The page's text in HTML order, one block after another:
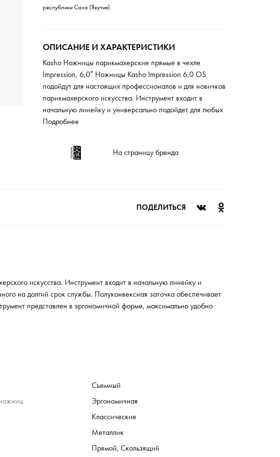
республики Саха (Якутия).
ОПИСАНИЕ И ХАРАКТЕРИСТИКИ
Kasho Ножницы парикмахерские прямые в чехле
Impression, 6,0″ Ножницы Kasho Impression 6,0 OS
подойдут для настоящих профессионалов и для новичков
парикмахерского искусства. Инструмент входит в
начальную линейку и универсально подойдет для любых
стрижек. Ножницы выполнены из современного сплава,
заточка обеспечивает четкость линий и хороший срез.
Классический винт позволяет регулировать натяжение
Подробнее
На страницу бренда
ПОДЕЛИТЬСЯ
искусства. Инструмент входит в начальную линейку и
на долгий срок службы. Полуконвексная заточка обеспечивает
представлен в эргономичной форме, максимально удобно
Съемный
Эргономичная
Классические
Металлик
Прямой, Скользящий